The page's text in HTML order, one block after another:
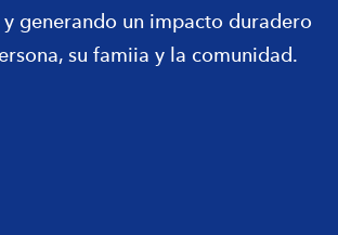
generando un impacto duradero
su famiia y la comunidad.